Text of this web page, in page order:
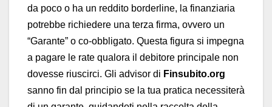
da poco o ha un reddito borderline, la finanziaria
potrebbe richiedere una terza firma, ovvero un
“Garante” o co-obbligato. Questa figura si impegna
a pagare le rate qualora il debitore principale non
dovesse riuscirci. Gli advisor di Finsubito.org
sanno fin dal principio se la tua pratica necessiterà